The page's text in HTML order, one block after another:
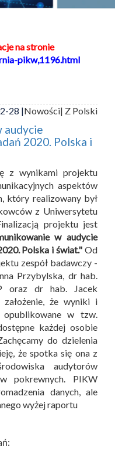
na stronie
pikw,1196.html
28 |Nowości| Z Polski
audycie
2020. Polska i
z wynikami projektu
aspektów
który realizowany był
z Uniwersytetu
projektu jest
w audycie
Polska i świat." Od
zespół badawczy -
Przybylska, dr hab.
oraz dr hab. Jacek
że wyniki i
w tzw.
każdej osobie
do dzielenia
że spotka się ona z
audytorów
pokrewnych. PIKW
danych, ale
wyżej raportu